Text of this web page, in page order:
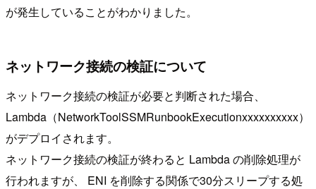
が発生していることがわかりました。
ネットワーク接続の検証について
ネットワーク接続の検証が必要と判断された場合、
Lambda（NetworkToolSSMRunbookExecutionxxxxxxxxxx）
がデプロイされます。
ネットワーク接続の検証が終わると Lambda の削除処理が
行われますが、 ENI を削除する関係で30分スリープする処